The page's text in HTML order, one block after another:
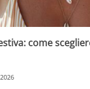
come